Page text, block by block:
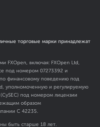
торговые марки принадлежат
FXOpen, включая: FXOpen Ltd,
под номером 07273392 и
финансовому поведению под
уполномоченную и регулируемую
под номером лицензии
образом
C 42235.
быть старше 18 лет.